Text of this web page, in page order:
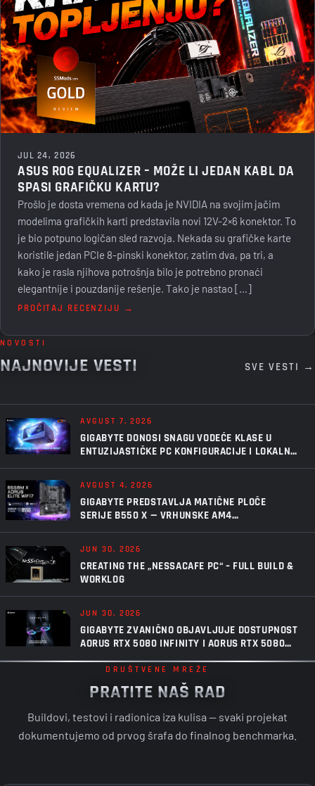
JUL 24, 2026
ASUS ROG EQUALIZER – MOŽE LI JEDAN KABL DA
SPASI GRAFIČKU KARTU?
Prošlo je dosta vremena od kada je NVIDIA na svojim jačim
modelima grafičkih karti predstavila novi 12V-2×6 konektor. To
je bio potpuno logičan sled razvoja. Nekada su grafičke karte
koristile jedan PCIe 8-pinski konektor, zatim dva, pa tri, a
kako je rasla njihova potrošnja bilo je potrebno pronaći
elegantnije i pouzdanije rešenje. Tako je nastao […]
PROČITAJ RECENZIJU →
NOVOSTI
NAJNOVIJE VESTI SVE VESTI →
AVGUST 7, 2026
GIGABYTE DONOSI SNAGU VODEĆE KLASE U
ENTUZIJASTIČKE PC KONFIGURACIJE I LOKALNU
VEŠTAČKU INTELIGENCIJU UZ AORUS P1600W
AVGUST 4, 2026
GIGABYTE PREDSTAVLJA MATIČNE PLOČE
SERIJE B550 X — VRHUNSKE AM4
PERFORMANSE, U NOVOM IZDANJU
JUN 30, 2026
CREATING THE „NESSACAFE PC“ – FULL BUILD &
WORKLOG
JUN 30, 2026
GIGABYTE ZVANIČNO OBJAVLJUJE DOSTUPNOST
AORUS RTX 5080 INFINITY I AORUS RTX 5080
INFINITY WOOD GRAFIČKIH KARTICA
DRUŠTVENE MREŽE
PRATITE NAŠ RAD
Buildovi, testovi i radionica iza kulisa — svaki projekat
dokumentujemo od prvog šrafa do finalnog benchmarka.